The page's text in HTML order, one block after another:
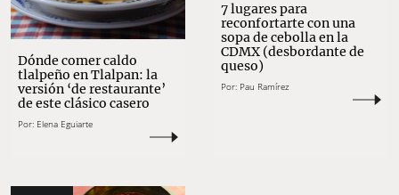
Dónde comer caldo
tlalpeño en Tlalpan: la
versión ‘de restaurante’
de este clásico casero
Por: Elena Eguiarte
7 lugares para
reconfortarte con una
sopa de cebolla en la
CDMX (desbordante de
queso)
Por: Pau Ramírez